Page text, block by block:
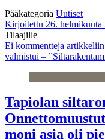
Pääkategoria Uutiset
Kirjoitettu 26. helmikuuta
Tilaajille
Ei kommentteja artikkeliin
valmistui –
Tapiolan
moni asia oli